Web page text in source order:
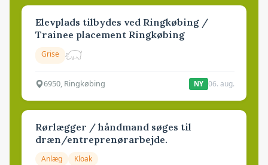
Elevplads tilbydes ved Ringkøbing /
Trainee placement Ringkøbing
Grise
6950, Ringkøbing NY 06. aug.
Rørlægger / håndmand søges til
dræn/entreprenørarbejde.
Anlæg Kloak